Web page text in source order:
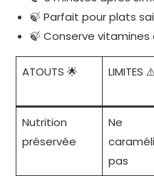
🍃 Parfait pour plats
🍃 Conserve
ATOUTS 🌟 LIMITES
Nutrition
préservée
Ne
pas